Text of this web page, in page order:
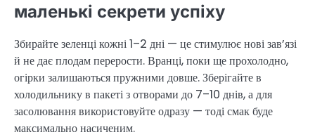
маленькі секрети успіху
Збирайте зеленці кожні 1–2 дні — це стимулює нові зав’язі
й не дає плодам перерости. Вранці, поки ще прохолодно,
огірки залишаються пружними довше. Зберігайте в
холодильнику в пакеті з отворами до 7–10 днів, а для
засолювання використовуйте одразу — тоді смак буде
максимально насиченим.